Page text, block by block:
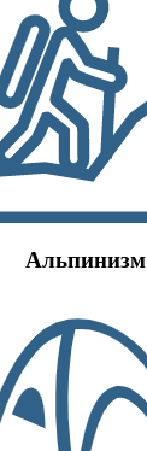
Альпинизм